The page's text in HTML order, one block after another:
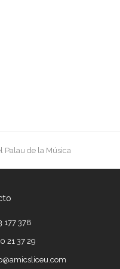
Palau de la Música
177 378
21 37 29